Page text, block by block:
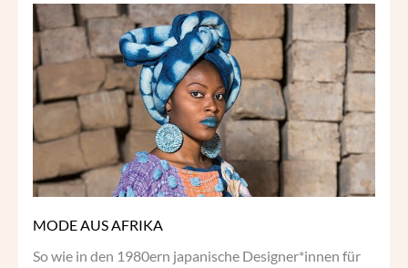
MODE AUS AFRIKA
So wie in den 1980ern japanische Designer*innen für
MODE
AUS
AFRIKA